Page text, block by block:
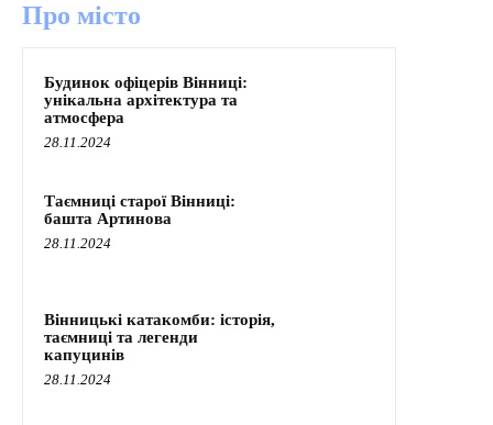
Про місто
Будинок офіцерів Вінниці:
унікальна архітектура та
атмосфера
28.11.2024
Таємниці старої Вінниці:
башта Артинова
28.11.2024
Вінницькі катакомби: історія,
таємниці та легенди
капуцинів
28.11.2024